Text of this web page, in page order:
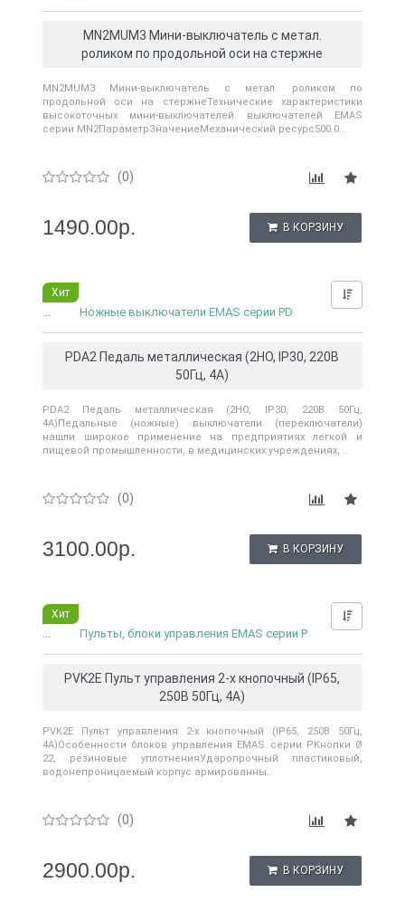
MN2MUM3 Мини-выключатель с метал.
роликом по продольной оси на стержне
MN2MUM3 Мини-выключатель с метал. роликом по
продольной оси на стержнеТехнические характеристики
высокоточных мини-выключателей выключателей EMAS
серии MN2ПараметрЗначениеМеханический ресурс500.0..
(0)
1490.00р. В КОРЗИНУ
Хит
Ножные выключатели EMAS серии PD
PDA2 Педаль металлическая (2НО, IP30, 220В
50Гц, 4А)
PDA2 Педаль металлическая (2НО, IP30, 220В 50Гц,
4А)Педальные (ножные) выключатели (переключатели)
нашли широкое применение на предприятиях легкой и
пищевой промышленности, в медицинских учреждениях, ..
(0)
3100.00р. В КОРЗИНУ
Хит
Пульты, блоки управления EMAS серии P
PVK2E Пульт управления 2-х кнопочный (IP65,
250В 50Гц, 4А)
PVK2E Пульт управления 2-х кнопочный (IP65, 250В 50Гц,
4А)Особенности блоков управления EMAS серии PКнопки Ø
22, резиновые уплотненияУдаропрочный пластиковый,
водонепроницаемый корпус армированны..
(0)
2900.00р. В КОРЗИНУ